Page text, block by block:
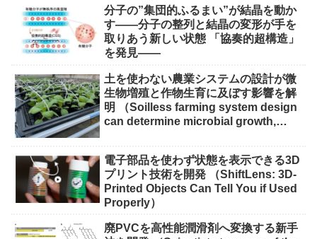
分子の”集団的ふるまい”が結晶を動か
す――分子の整列と結晶の変形が手を
取りあう新しい状態 「協奏的超構造」
を発見――
土を使わない農業システムの設計が微
生物増殖と作物生育に及ぼす影響を解
明 （Soilless farming system design
can determine microbial growth,
電子部品を使わず状態を表示できる3D
プリント技術を開発 （ShiftLens: 3D-
Printed Objects Can Tell You if Used
Properly）
廃PVCを高性能潤滑剤へ変換する新手